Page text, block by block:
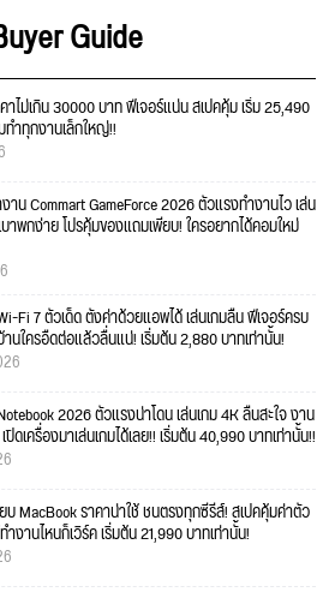
Guide
าไม่เกิน 30000 บาท ฟีเจอร์แน่น สเปคคุ้ม เริ่ม 25,490
ำทุกงานเล็กใหญ่!!
าน Commart GameForce 2026 ตัวแรงทำงานไว เล่น
บาพกง่าย โปรคุ้มของแถมเพียบ! ใครอยากได้คอมใหม่
Fi 7 ตัวเด็ด ตั้งค่าด้วยแอพได้ เล่นเกมลื่น ฟีเจอร์ครบ
านใครอืดต่อแล้วลื่นแน่! เริ่มต้น 2,880 บาทเท่านั้น!
2026 ตัวแรงน่าโดน เล่นเกม 4K ลื่นสะใจ งาน
ดเครื่องมาเล่นเกมได้เลย!! เริ่มต้น 40,990 บาทเท่านั้น!!
บ MacBook ราคาน่าใช้ ชนตรงทุกซีรีส์! สเปคคุ้มค่าตัว
งานไหนก็เวิร์ค เริ่มต้น 21,990 บาทเท่านั้น!